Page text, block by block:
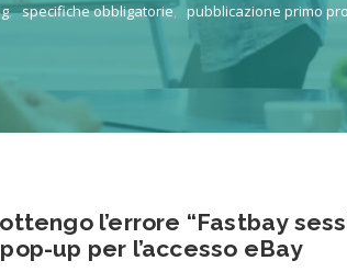
, specifiche obbligatorie, pubblicazione primo
l’errore “Fastbay
up per l’accesso eBay